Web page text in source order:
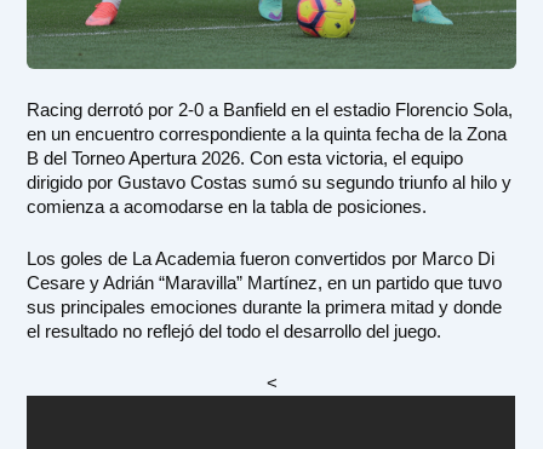
Racing derrotó por 2-0 a Banfield en el estadio Florencio Sola,
en un encuentro correspondiente a la quinta fecha de la Zona
B del Torneo Apertura 2026. Con esta victoria, el equipo
dirigido por Gustavo Costas sumó su segundo triunfo al hilo y
comienza a acomodarse en la tabla de posiciones.
Los goles de La Academia fueron convertidos por Marco Di
Cesare y Adrián “Maravilla” Martínez, en un partido que tuvo
sus principales emociones durante la primera mitad y donde
el resultado no reflejó del todo el desarrollo del juego.
<